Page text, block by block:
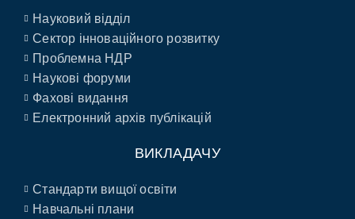
Науковий відділ
Сектор інноваційного розвитку
Проблемна НДР
Наукові форуми
Фахові видання
Електронний архів публікацій
ВИКЛАДАЧУ
Стандарти вищої освіти
Навчальні плани